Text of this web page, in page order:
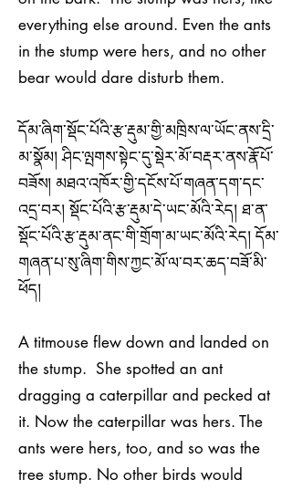
everything else around. Even the ants
in the stump were hers, and no other
bear would dare disturb them.
དོམ་ཞིག་སྡོང་པོའི་རྩ་རྡུམ་གྱི་མཁྲིས་ལ་ཡོང་ནས་དྲི་
མ་སྣོམ། ཤིང་ལྤགས་སྟེང་དུ་སྡེར་མོ་བརྡར་ནས་རྣོ་པོ་
བཟོས། མཐའ་འཁོར་གྱི་དངོས་པོ་གཞན་དག་དང་
འདྲ་བར། སྡོང་པོའི་རྩ་རྡུམ་དེ་ཡང་མོའི་རེད། ཐ་ན་
སྡོང་པོའི་རྩ་རྡུམ་ནང་གི་གྲོག་མ་ཡང་མོའི་རེད། དོམ་
གཞན་པ་སུ་ཞིག་གིས་ཀྱང་མོ་ལ་བར་ཆད་བཟོ་མི་
ཕོད།
A titmouse flew down and landed on
the stump. She spotted an ant
dragging a caterpillar and pecked at
it. Now the caterpillar was hers. The
ants were hers, too, and so was the
tree stump. No other birds would